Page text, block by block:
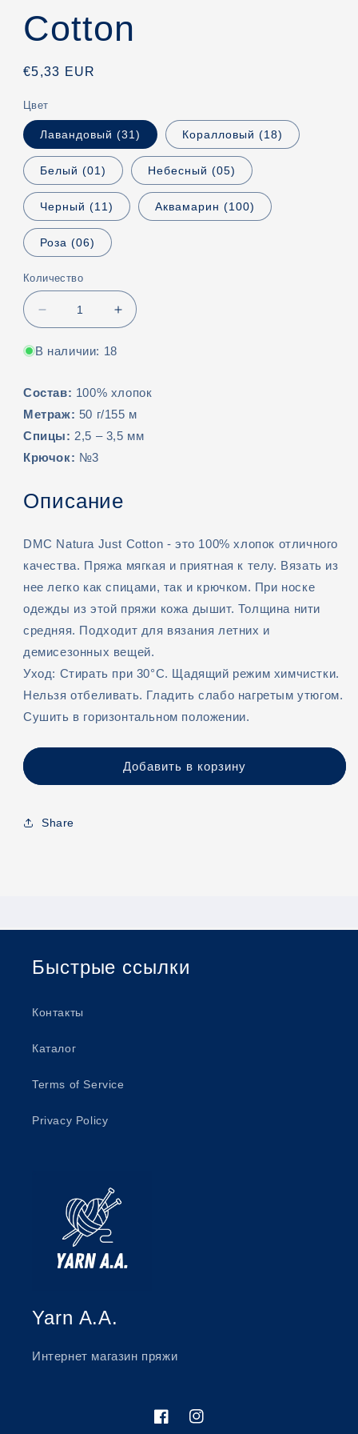
Сotton
Обычная
€5,33 EUR
Цвет
Лавандовый (31) Коралловый (18)
Белый (01) Небесный (05)
Черный (11) Аквамарин (100)
Роза (06)
Количество
Уменьшить
количество
DMC
Сotton
Увеличить
количество
Сotton
В наличии: 18
Состав: 100% хлопок
Метраж: 50 г/155 м
Спицы: 2,5 – 3,5 мм
Крючок: №3
Описание
DMC Natura Just Сotton - это 100% хлопок отличного
качества. Пряжа мягкая и приятная к телу. Вязать из
нее легко как спицами, так и крючком. При носке
одежды из этой пряжи кожа дышит. Толщина нити
средняя. Подходит для вязания летних и
демисезонных вещей.
Уход: Стирать при 30°C. Щадящий режим химчистки.
Нельзя отбеливать. Гладить слабо нагретым утюгом.
Сушить в горизонтальном положении.
Добавить в корзину
Share
Быстрые ссылки
Контакты
Каталог
Terms of Service
Privacy Policy
Yarn A.A.
Интернет магазин пряжи
FacebookInstagram